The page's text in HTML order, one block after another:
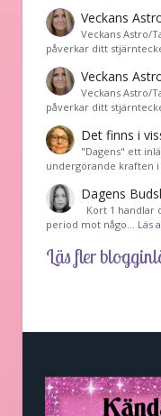
Veckans
Veckans Astro/
påverkar ditt
Veckans
Veckans Astro/
påverkar ditt
Det finns i
"Dagens" ett
undergörande kraften i
Dagens
Kort 1 handlar
period mot någo… Läs
Läs fler